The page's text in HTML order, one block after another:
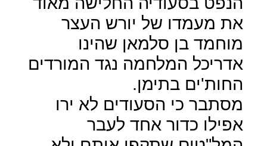
את מעמדו של יורש העצר
מוחמד בן סלמאן שהינו
אדריכל המלחמה נגד המורדים
החות'ים בתימן.
מסתבר כי הסעודים לא ירו
אפילו כדור אחד לעבר